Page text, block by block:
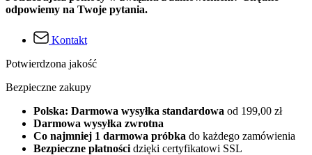
odpowiemy na Twoje pytania.
Kontakt
Potwierdzona jakość
Bezpieczne zakupy
Polska: Darmowa wysyłka standardowa od 199,00 zł
Darmowa wysyłka zwrotna
Co najmniej 1 darmowa próbka do każdego zamówienia
Bezpieczne płatności dzięki certyfikatowi SSL